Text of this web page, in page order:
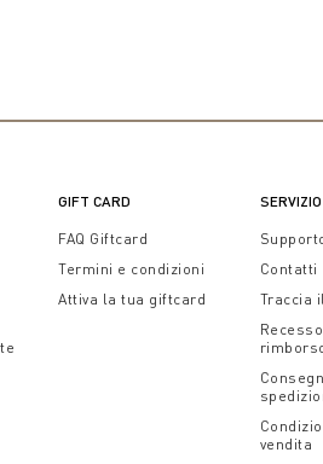
stagione invernale. I
il modello perfetto per le tue
la gamma completa di
GIFT CARD
FAQ Giftcard
Termini e condizioni
Attiva la tua giftcard
Contatti
Traccia
vendita